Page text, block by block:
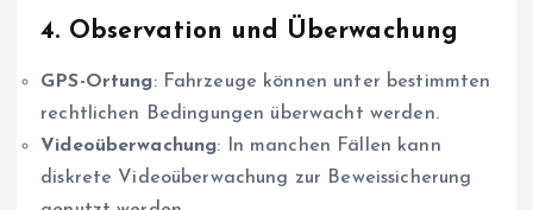
4. Observation und Überwachung
GPS-Ortung: Fahrzeuge können unter bestimmten
rechtlichen Bedingungen überwacht werden.
Videoüberwachung: In manchen Fällen kann
diskrete Videoüberwachung zur Beweissicherung